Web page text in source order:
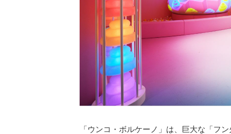
「ウンコ・ボルケーノ」は、巨大な「フ